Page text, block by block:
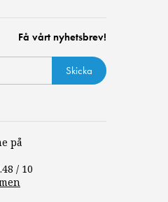
Få vårt nyhetsbrev!
Skicka